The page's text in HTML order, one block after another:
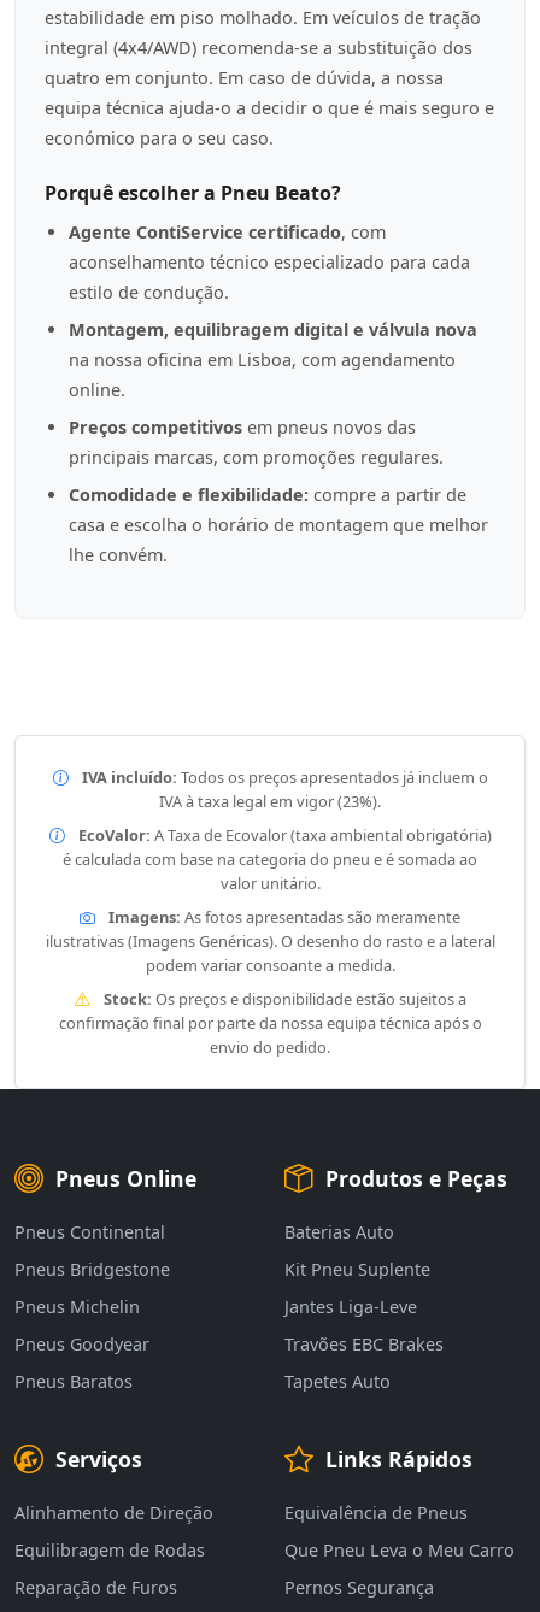
estabilidade em piso molhado. Em veículos de tração
integral (4x4/AWD) recomenda-se a substituição dos
quatro em conjunto. Em caso de dúvida, a nossa
equipa técnica ajuda-o a decidir o que é mais seguro e
económico para o seu caso.
Porquê escolher a Pneu Beato?
Agente ContiService certificado, com
aconselhamento técnico especializado para cada
estilo de condução.
Montagem, equilibragem digital e válvula nova
na nossa oficina em Lisboa, com agendamento
online.
Preços competitivos em pneus novos das
principais marcas, com promoções regulares.
Comodidade e flexibilidade: compre a partir de
casa e escolha o horário de montagem que melhor
lhe convém.
IVA incluído: Todos os preços apresentados já incluem o
IVA à taxa legal em vigor (23%).
EcoValor: A Taxa de Ecovalor (taxa ambiental obrigatória)
é calculada com base na categoria do pneu e é somada ao
valor unitário.
Imagens: As fotos apresentadas são meramente
ilustrativas (Imagens Genéricas). O desenho do rasto e a lateral
podem variar consoante a medida.
Stock: Os preços e disponibilidade estão sujeitos a
confirmação final por parte da nossa equipa técnica após o
envio do pedido.
Pneus Online
Pneus Continental
Pneus Bridgestone
Pneus Michelin
Pneus Goodyear
Pneus Baratos
Produtos e Peças
Baterias Auto
Kit Pneu Suplente
Jantes Liga-Leve
Travões EBC Brakes
Tapetes Auto
Serviços
Alinhamento de Direção
Equilibragem de Rodas
Reparação de Furos
Links Rápidos
Equivalência de Pneus
Que Pneu Leva o Meu Carro
Pernos Segurança